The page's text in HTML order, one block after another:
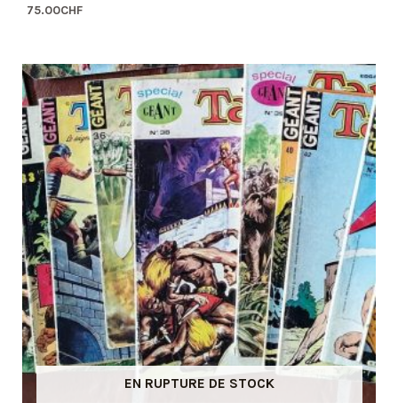
75.00CHF
EN RUPTURE DE STOCK